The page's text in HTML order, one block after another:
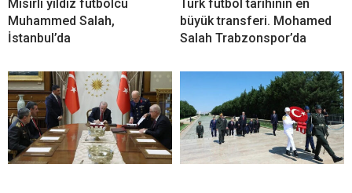
Mısırlı yıldız futbolcu
Muhammed Salah,
İstanbul’da
Türk futbol tarihinin en
büyük transferi. Mohamed
Salah Trabzonspor’da